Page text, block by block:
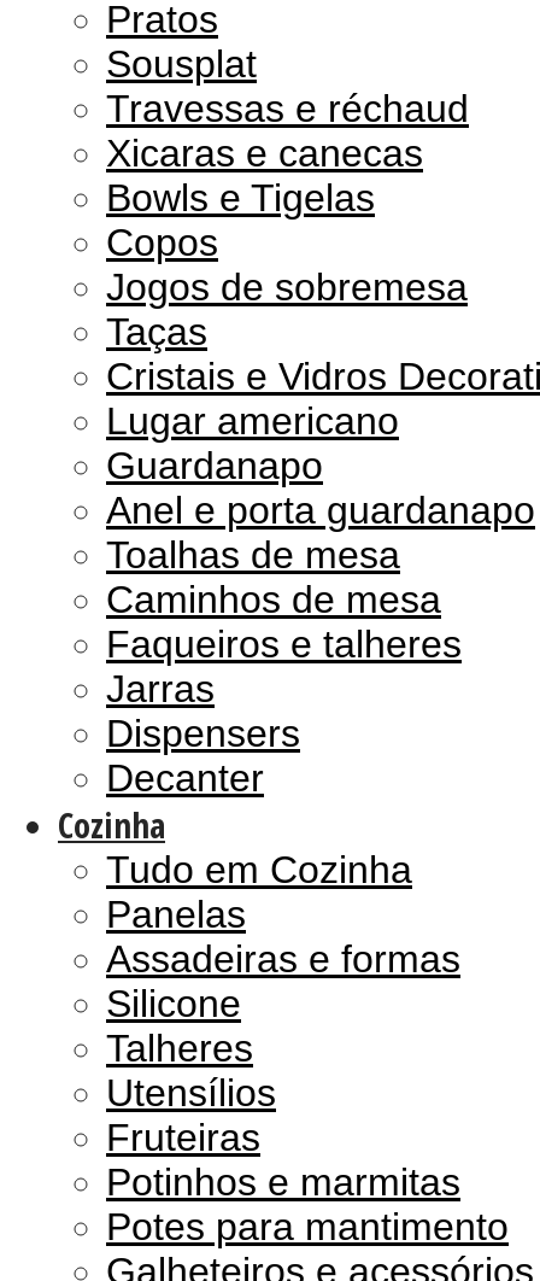
Pratos
Sousplat
Travessas e réchaud
Xicaras e canecas
Bowls e Tigelas
Copos
Jogos de sobremesa
Taças
Cristais e Vidros
Lugar americano
Guardanapo
Anel e porta guardanapo
Toalhas de mesa
Caminhos de mesa
Faqueiros e talheres
Jarras
Dispensers
Decanter
Cozinha
Tudo em Cozinha
Panelas
Assadeiras e formas
Silicone
Talheres
Utensílios
Fruteiras
Potinhos e marmitas
Potes para mantimento
Galheteiros e